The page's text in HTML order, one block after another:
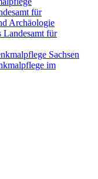
für
Archäologie
Landesamt für
Sachsen
im